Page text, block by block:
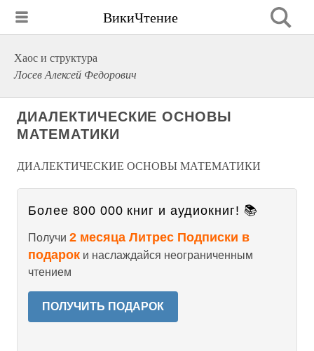
ВикиЧтение
Хаос и структура
Лосев Алексей Федорович
ДИАЛЕКТИЧЕСКИЕ ОСНОВЫ
МАТЕМАТИКИ
ДИАЛЕКТИЧЕСКИЕ ОСНОВЫ МАТЕМАТИКИ
Более 800 000 книг и аудиокниг! 📚
Получи 2 месяца Литрес Подписки в
подарок и наслаждайся неограниченным
чтением
ПОЛУЧИТЬ ПОДАРОК